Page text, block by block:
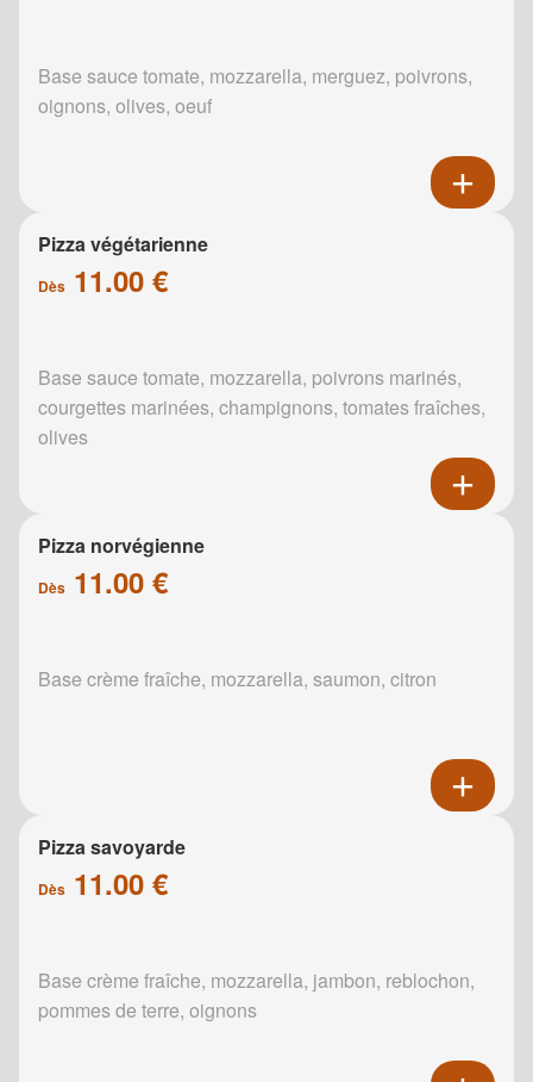
Base sauce tomate, mozzarella, merguez, poivrons,
oignons, olives, oeuf
Pizza végétarienne
Dès 11.00 €
Base sauce tomate, mozzarella, poivrons marinés,
courgettes marinées, champignons, tomates fraîches,
olives
Pizza norvégienne
Dès 11.00 €
Base crème fraîche, mozzarella, saumon, citron
Pizza savoyarde
Dès 11.00 €
Base crème fraîche, mozzarella, jambon, reblochon,
pommes de terre, oignons